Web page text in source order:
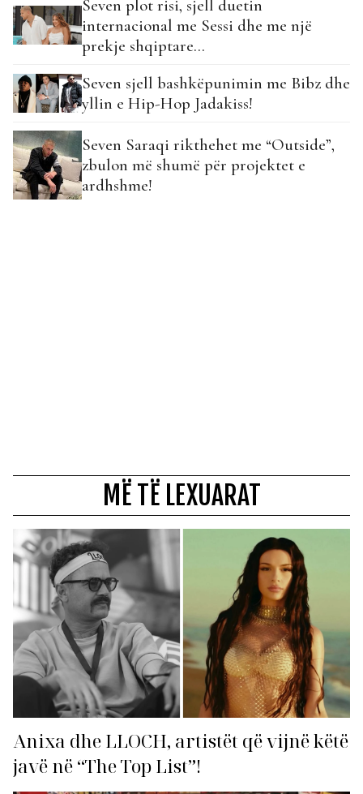
Seven plot risi, sjell duetin
internacional me Sessi dhe me një
prekje shqiptare…
Seven sjell bashkëpunimin me Bibz dhe
yllin e Hip-Hop Jadakiss!
Seven Saraqi rikthehet me “Outside”,
zbulon më shumë për projektet e
ardhshme!
MË TË LEXUARAT
Anixa dhe LLOCH, artistët që vijnë këtë
javë në “The Top List”!